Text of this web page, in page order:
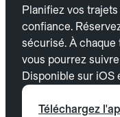
Planifiez vos
confiance.
sécurisé. À
vous pourrez
Disponible sur iOS
Téléchargez